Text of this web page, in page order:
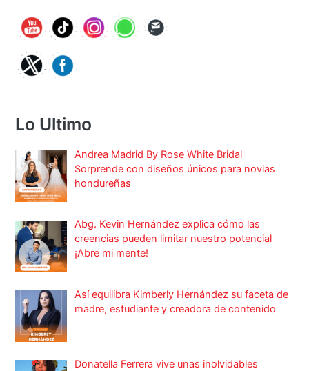
Lo Ultimo
Andrea Madrid By Rose White Bridal
Sorprende con diseños únicos para novias
hondureñas
Abg. Kevin Hernández explica cómo las
creencias pueden limitar nuestro potencial
¡Abre mi mente!
Así equilibra Kimberly Hernández su faceta de
madre, estudiante y creadora de contenido
Donatella Ferrera vive unas inolvidables